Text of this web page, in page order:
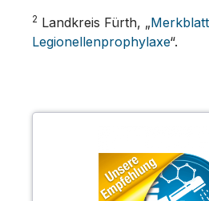
2 Landkreis Fürth, „Merkblatt
Legionellenprophylaxe“.